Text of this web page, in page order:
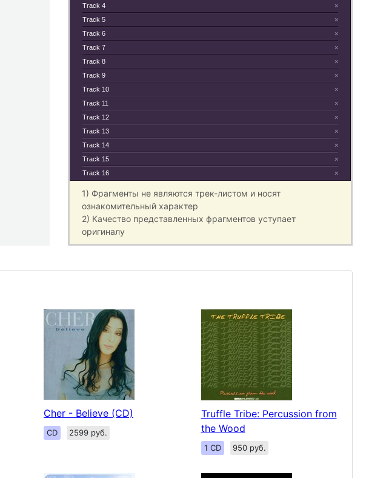
×
Track 4
×
Track 5
×
Track 6
×
Track 7
×
Track 8
×
Track 9
×
Track 10
×
Track 11
×
Track 12
×
Track 13
×
Track 14
×
Track 15
×
Track 16
1) Фрагменты не являются трек-листом и носят
ознакомительный характер
2) Качество представленных фрагментов уступает
оригиналу
Cher - Believe (CD)
CD 2599 руб.
Truffle Tribe: Percussion from
the Wood
1 CD 950 руб.